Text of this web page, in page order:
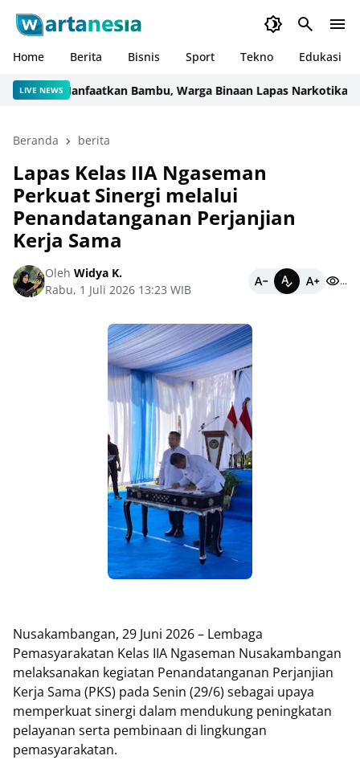
Home Berita Bisnis Sport Tekno Edukasi
LIVE NEWS
Manfaatkan Bambu, Warga Binaan Lapas Narkotika
Beranda berita
Lapas Kelas IIA Ngaseman
Perkuat Sinergi melalui
Penandatanganan Perjanjian
Kerja Sama
Oleh Widya K.
Rabu, 1 Juli 2026 13:23 WIB
...
Nusakambangan, 29 Juni 2026 – Lembaga
Pemasyarakatan Kelas IIA Ngaseman Nusakambangan
melaksanakan kegiatan Penandatanganan Perjanjian
Kerja Sama (PKS) pada Senin (29/6) sebagai upaya
memperkuat sinergi dalam mendukung peningkatan
pelayanan serta pembinaan di lingkungan
pemasyarakatan.